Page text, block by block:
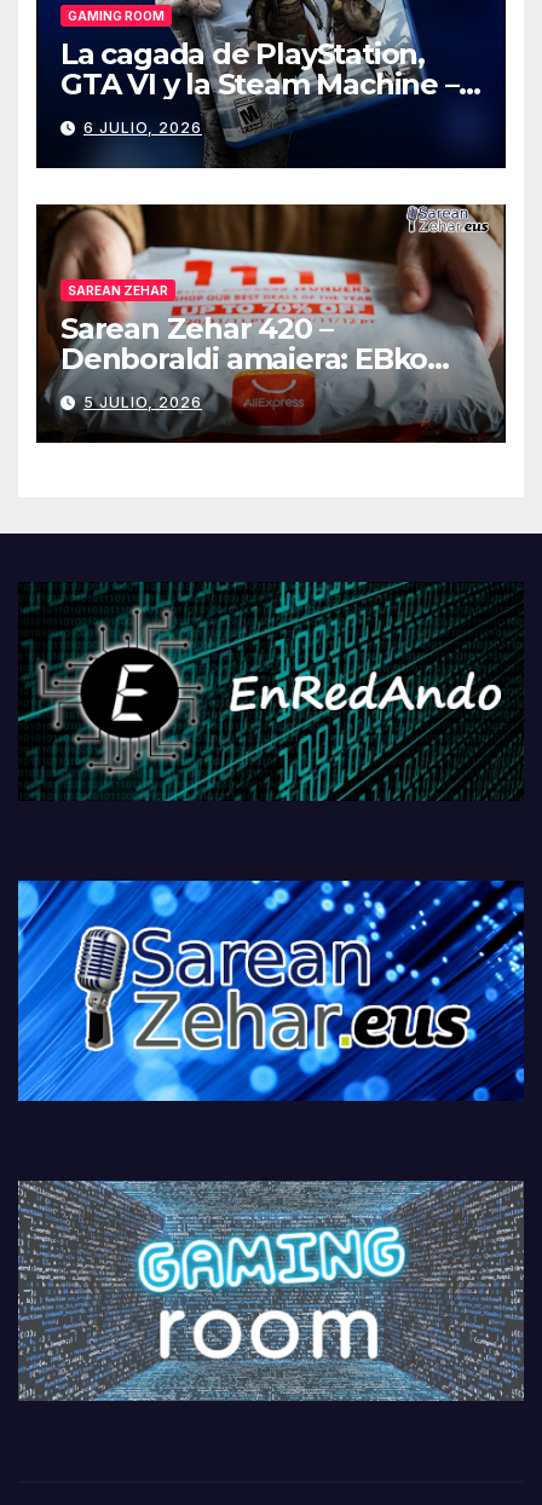
GAMING ROOM
La cagada de PlayStation,
GTA VI y la Steam Machine –
Gaming Room #130
6 JULIO, 2026
SAREAN ZEHAR
Sarean Zehar 420 –
Denboraldi amaiera: EBko
muga-zerga berriak
AliExpressi, AEBetako AAren
kontrola, Googleri behin
PlayStationeko bideojoko
5 JULIO, 2026